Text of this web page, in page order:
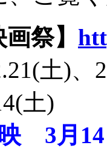
祭】
土)、
土)
3月14